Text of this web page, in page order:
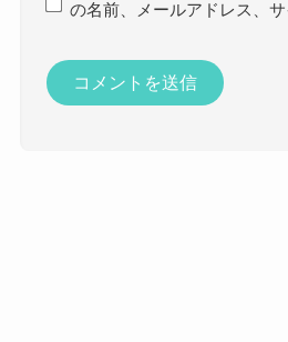
の名前、メールアドレス、サ